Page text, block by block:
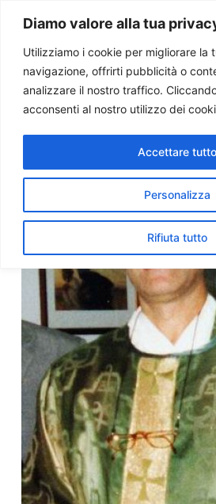
Diamo valore alla tua
Utilizziamo i cookie per migliorare la
navigazione, offrirti pubblicità o
analizzare il nostro traffico.
acconsenti al nostro utilizzo dei
Personalizza
Rifiuta tutto
Accettare tutto
Paolo Ondarza
Don Santoro,
testimonianza e
Parla la sorella